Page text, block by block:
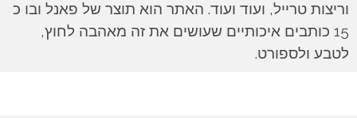
וריצות טרייל, ועוד ועוד. האתר הוא תוצר של פאנל ובו כ
15 כותבים איכותיים שעושים את זה מאהבה לחוץ,
לטבע ולספורט.